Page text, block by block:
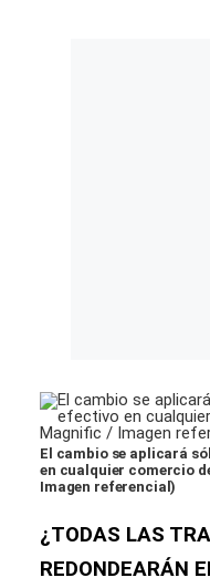
El cambio se aplicará
en cualquier comercio
Imagen referencial)
¿TODAS LAS
REDONDEARÁN